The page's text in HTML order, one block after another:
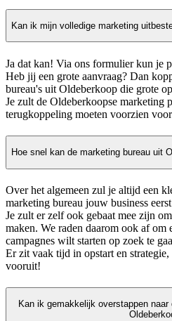
Kan ik mijn volledige marketing
Ja dat kan! Via ons formulier kun je
Heb jij een grote aanvraag? Dan
bureau's uit Oldeberkoop die grote
Je zult de Oldeberkoopse marketing
terugkoppeling moeten voorzien
Hoe snel kan de marketing bureau uit
Over het algemeen zul je altijd een
marketing bureau jouw business
Je zult er zelf ook gebaat mee zijn
maken. We raden daarom ook af om
campagnes wilt starten op zoek te
Er zit vaak tijd in opstart en
vooruit!
Kan ik gemakkelijk overstappen